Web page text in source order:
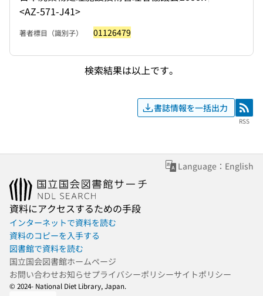
<AZ-571-J41>
著者標目（識別子） 01126479
検索結果は以上です。
書誌情報を一括出力 RSS
RSS
Language：English
資料にアクセスするための手段
インターネットで資料を読む
資料のコピーを入手する
図書館で資料を読む
国立国会図書館ホームページ
お問い合わせお知らせプライバシーポリシーサイトポリシー
© 2024- National Diet Library, Japan.